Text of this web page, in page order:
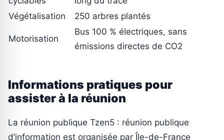
Végétalisation
250 arbres plantés
Motorisation
Bus 100 % électriques, sans
émissions directes de CO2
Informations pratiques pour
assister à la réunion
La réunion publique Tzen5 : réunion publique
d’information est organisée par Île-de-France